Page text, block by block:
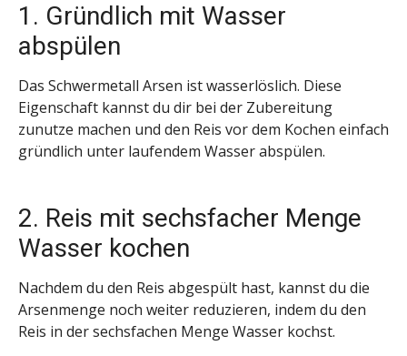
1. Gründlich mit Wasser
abspülen
Das Schwermetall Arsen ist wasserlöslich. Diese
Eigenschaft kannst du dir bei der Zubereitung
zunutze machen und den Reis vor dem Kochen einfach
gründlich unter laufendem Wasser abspülen.
2. Reis mit sechsfacher Menge
Wasser kochen
Nachdem du den Reis abgespült hast, kannst du die
Arsenmenge noch weiter reduzieren, indem du den
Reis in der sechsfachen Menge Wasser kochst.